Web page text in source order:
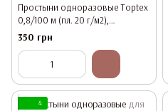
Простыни одноразовые Toptex
0,8/100 м (пл. 20 г/м2),
Фиолетовый
350 грн
4